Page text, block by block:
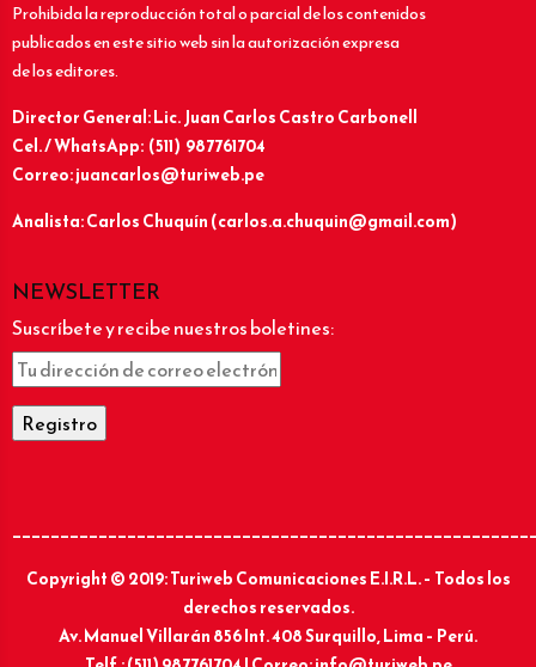
Prohibida la reproducción total o parcial de los contenidos
publicados en este sitio web sin la autorización expresa
de los editores.
Director General: Lic.Juan Carlos Castro Carbonell
Cel. / WhatsApp: (511) 987761704
Correo: juancarlos@turiweb.pe
Analista: Carlos Chuquín (carlos.a.chuquin@gmail.com)
NEWSLETTER
Suscríbete y recibe nuestros boletines:
Copyright © 2019: Turiweb Comunicaciones E.I.R.L. – Todos los
derechos reservados.
Av. Manuel Villarán 856 Int. 408 Surquillo, Lima – Perú.